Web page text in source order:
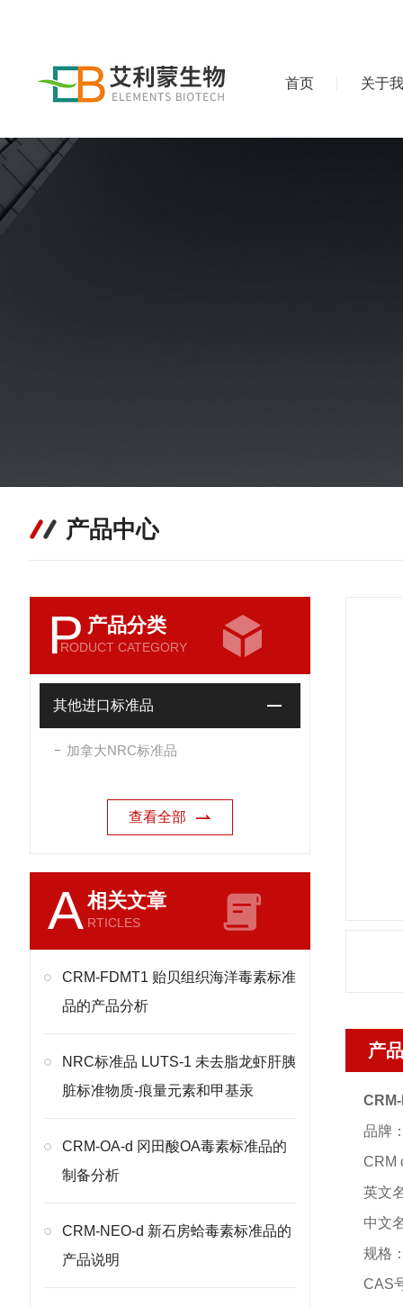
首页 关于
产品中心
P 产品分类
RODUCT CATEGORY
其他进口标准品
加拿大NRC标准品
查看全部
A相关文章
RTICLES
CRM-FDMT1 贻贝组织海洋毒素标准
品的产品分析
NRC标准品 LUTS-1 未去脂龙虾肝胰
脏标准物质-痕量元素和甲基汞
CRM-OA-d 冈田酸OA毒素标准品的
制备分析
CRM-NEO-d 新石房蛤毒素标准品的
产品说明
产
品牌
CRM
英文
中文
规格
CAS